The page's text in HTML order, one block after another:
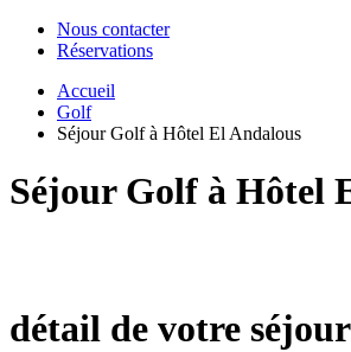
Nous contacter
Réservations
Accueil
Golf
Séjour Golf à Hôtel El Andalous
Séjour Golf à Hôtel
détail de votre séjour